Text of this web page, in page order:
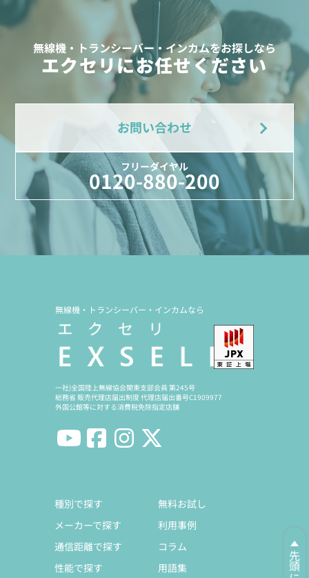
無線機・トランシーバー・インカムをお探しなら
エクセリにお任せください
お問い合わせ
フリーダイヤル
0120-880-200
無線機・トランシーバー・インカムなら
一社)全国陸上無線協会関東支部会員 第245号
総務省 販売代理店届出制度 代理店届出番号C1909977
外国公館等に対する消費税免除指定店舗
種別で探す
メーカーで探す
通信距離で探す
性能で探す
無料お試し
利用事例
コラム
用語集